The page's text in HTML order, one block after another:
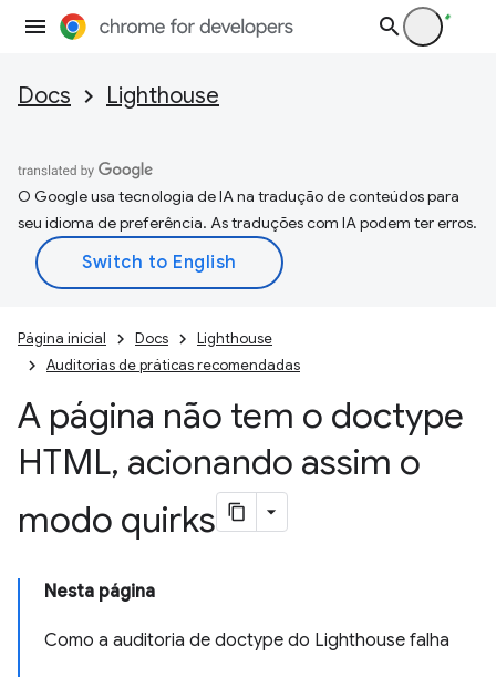
Docs Lighthouse
O Google usa tecnologia de IA na tradução de conteúdos para
seu idioma de preferência. As traduções com IA podem ter erros.
Página inicial Docs
Lighthouse
Auditorias de práticas recomendadas
A página não tem o doctype
HTML, acionando assim o
modo quirks
Nesta página
Como a auditoria de doctype do Lighthouse falha